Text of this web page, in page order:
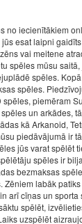
no iecienītākiem
esat laipni
vai meitene
spēles mūsu
spēles.
spēles.
piemēram
un arkādes,
kā Arkanoid,
piedāvājumā ir
jūs varat spēlēt
spēles ir
bezmaksas
Zēniem labāk
arī cīņas un
spēlēt,
uzspēlēt